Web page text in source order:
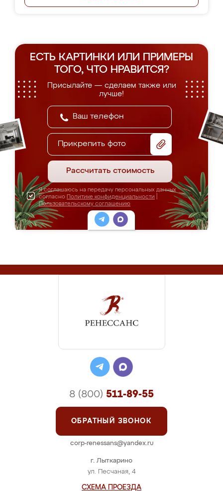
ЕСТЬ КАРТИНКИ ИЛИ ПРИМЕРЫ
ТОГО, ЧТО НРАВИТСЯ?
Присылайте — сделаем также или
лучше!
Прикрепить фото
Рассчитать стоимость
Я соглашаюсь на передачу персональных данных
согласно Политике конфиденциальности
Пользовательскому соглашению
г. Лыткарино
ул. Песчаная, 4
СХЕМА ПРОЕЗДА
8 (800) 511-89-55
ОБРАТНЫЙ ЗВОНОК
corp-renessans@yandex.ru